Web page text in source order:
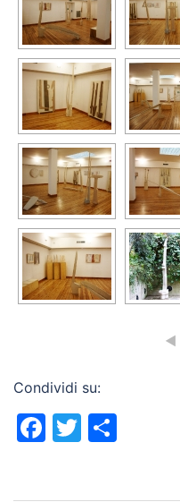
◄
Condividi su:
Facebook
Twitter